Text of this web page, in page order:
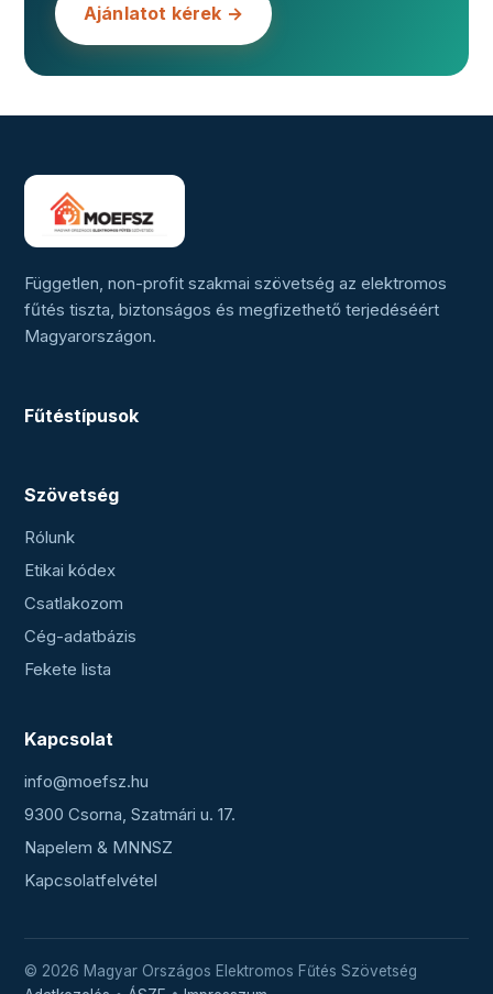
Ajánlatot kérek →
Független, non-profit szakmai szövetség az elektromos
fűtés tiszta, biztonságos és megfizethető terjedéséért
Magyarországon.
Fűtéstípusok
Szövetség
Rólunk
Etikai kódex
Csatlakozom
Cég-adatbázis
Fekete lista
Kapcsolat
info@moefsz.hu
9300 Csorna, Szatmári u. 17.
Napelem & MNNSZ
Kapcsolatfelvétel
© 2026 Magyar Országos Elektromos Fűtés Szövetség